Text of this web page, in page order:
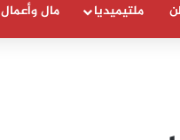
ملتيميديا مال وأعمال